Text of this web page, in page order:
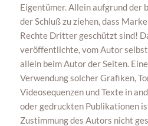
Eigentümer. Allein aufgrund der
der Schluß zu ziehen, dass
Rechte Dritter geschützt sind!
veröffentlichte, vom Autor
allein beim Autor der Seiten.
Verwendung solcher Grafiken,
Videosequenzen und Texte in
oder gedruckten Publikationen
Zustimmung des Autors nicht